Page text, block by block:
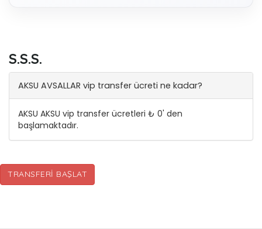
S.S.S.
AKSU AVSALLAR vip transfer ücreti ne kadar?
AKSU AKSU vip transfer ücretleri ₺ 0' den
başlamaktadır.
TRANSFERI BAŞLAT